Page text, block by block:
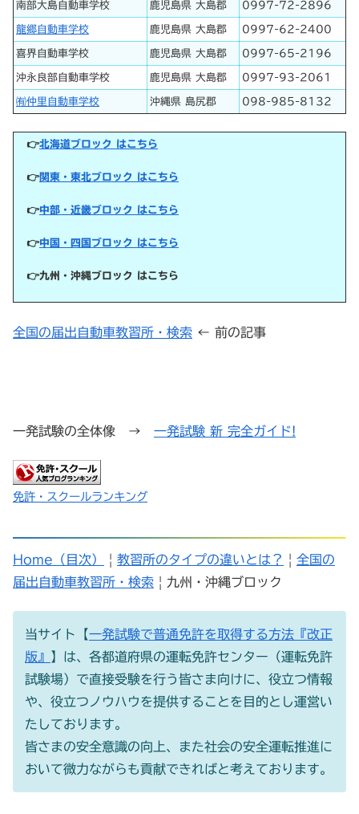
南部大島自動車学校 鹿児島県 大島郡 0997-72-2896
龍郷自動車学校 鹿児島県 大島郡 0997-62-2400
喜界自動車学校 鹿児島県 大島郡 0997-65-2196
沖永良部自動車学校 鹿児島県 大島郡 0997-93-2061
㈲仲里自動車学校 沖縄県 島尻郡 098-985-8132
👉北海道ブロック はこちら
👉関東・東北ブロック はこちら
👉中部・近畿ブロック はこちら
👉中国・四国ブロック はこちら
👉九州・沖縄ブロック はこちら
全国の届出自動車教習所・検索 ← 前の記事
一発試験の全体像 → 一発試験 新 完全ガイド!
免許・スクールランキング
Home（目次） | 教習所のタイプの違いとは？ | 全国の
届出自動車教習所・検索 | 九州・沖縄ブロック
当サイト【一発試験で普通免許を取得する方法『改正
版』
】は、各都道府県の運転免許センター（運転免許
試験場）で直接受験を行う皆さま向けに、役立つ情報
や、役立つノウハウを提供することを目的とし運営い
たしております。
皆さまの安全意識の向上、また社会の安全運転推進に
おいて微力ながらも貢献できればと考えております。